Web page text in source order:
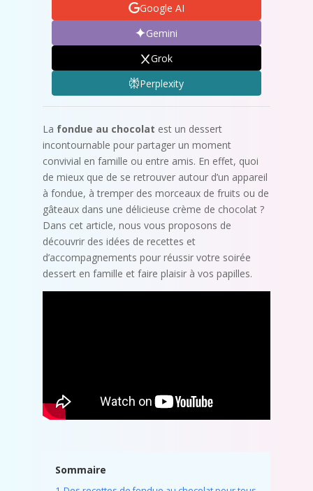
Google AI
Gemini
Grok
Perplexity
La fondue au chocolat est un dessert
incontournable pour partager un moment
convivial en famille ou entre amis. En effet, quoi
de mieux que de se retrouver autour d’un appareil
à fondue, à tremper des morceaux de fruits ou de
gâteaux dans une délicieuse crème de chocolat ?
Dans cet article, nous vous proposons de
découvrir des idées de recettes et
d’accompagnements pour réussir votre soirée
dessert en famille et faire plaisir à vos papilles.
Sommaire